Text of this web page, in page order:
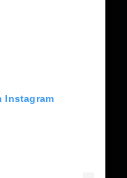
Instagram